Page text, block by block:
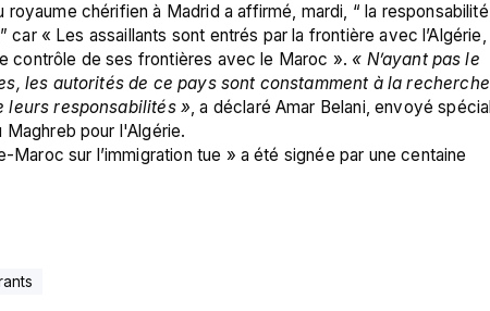
royaume chérifien à Madrid a affirmé, mardi, “ la responsabilité
car « Les assaillants sont entrés par la frontière avec l’Algérie,
contrôle de ses frontières avec le Maroc ». « N’ayant pas le
les autorités de ce pays sont constamment à la recherche
responsabilités », a déclaré Amar Belani, envoyé spécial
pour l'Algérie.
Maroc sur l’immigration tue » a été signée par une centaine